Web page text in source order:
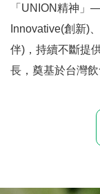
「UNION精神」
Innovative(創新)
伴)，持續不斷提
長，奠基於台灣